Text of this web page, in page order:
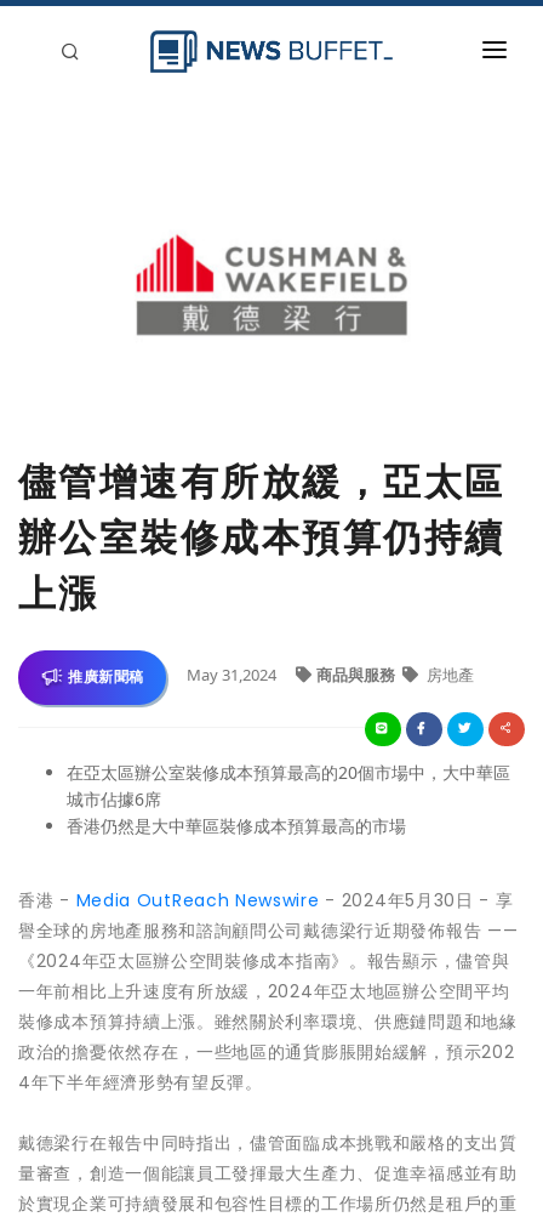
儘管增速有所放緩，亞太區
辦公室裝修成本預算仍持續
上漲
推廣新聞稿 May 31,2024 商品與服務 房地產
在亞太區辦公室裝修成本預算最高的20個市場中，大中華區
城市佔據6席
香港仍然是大中華區裝修成本預算最高的市場
香港 - Media OutReach Newswire - 2024年5月30日 - 享
譽全球的房地產服務和諮詢顧問公司戴德梁行近期發佈報告 ——
《2024年亞太區辦公空間裝修成本指南》。報告顯示，儘管與
一年前相比上升速度有所放緩，2024年亞太地區辦公空間平均
裝修成本預算持續上漲。雖然關於利率環境、供應鏈問題和地緣
政治的擔憂依然存在，一些地區的通貨膨脹開始緩解，預示202
4年下半年經濟形勢有望反彈。
戴德梁行在報告中同時指出，儘管面臨成本挑戰和嚴格的支出質
量審查，創造一個能讓員工發揮最大生產力、促進幸福感並有助
於實現企業可持續發展和包容性目標的工作場所仍然是租戶的重